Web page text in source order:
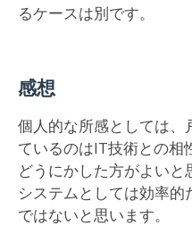
るケースは別です。
感想
個人的な所感としては
ているのはIT技術との相
どうにかした方がよい
システムとしては効率
ではないと思います。